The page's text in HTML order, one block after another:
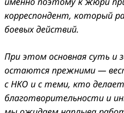
корреспондент, который
боевых действий.
При этом основная суть и
остаются прежними —
с НКО и с теми, кто
благотворительности и